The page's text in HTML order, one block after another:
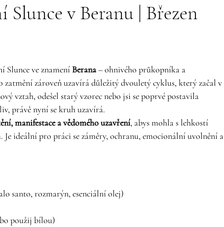
v Beranu | Březen
Slunce ve znamení Berana – ohnivého průkopníka a
zatmění zároveň uzavírá důležitý dvouletý cyklus, který začal v
vztah, odešel starý vzorec nebo jsi se poprvé postavila
právě nyní se kruh uzavírá.
manifestace a vědomého uzavření, abys mohla s lehkostí
ideální pro práci se záměry, ochranu, emocionální uvolnění a
santo, rozmarýn, esenciální olej)
použij bílou)